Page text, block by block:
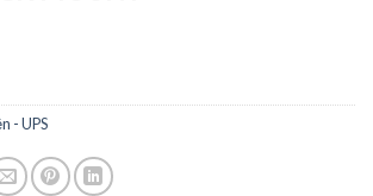
- UPS